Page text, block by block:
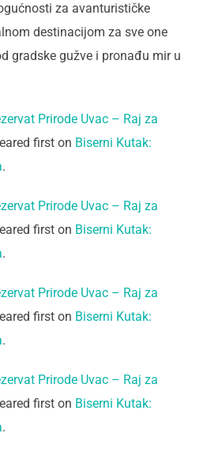
za avanturističke
destinacijom za sve one
gradske gužve i pronađu mir u
Prirode Uvac – Raj za
first on Biserni Kutak:
.
Prirode Uvac – Raj za
first on Biserni Kutak:
.
Prirode Uvac – Raj za
first on Biserni Kutak:
.
Prirode Uvac – Raj za
first on Biserni Kutak:
.